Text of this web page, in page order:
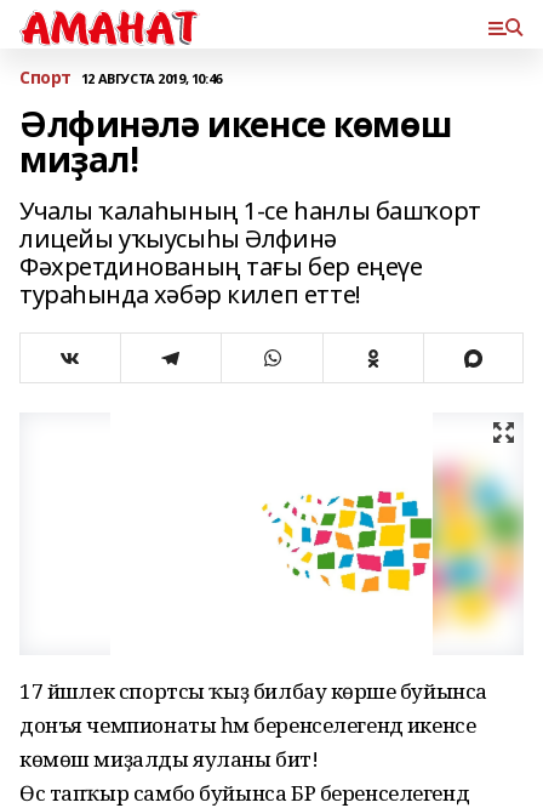
Спорт 12 АВГУСТА 2019, 10:46
Әлфинәлә икенсе көмөш
миҙал!
Учалы ҡалаһының 1-се һанлы башҡорт
лицейы уҡыусыһы Әлфинә
Фәхретдинованың тағы бер еңеүе
тураһында хәбәр килеп етте!
17 йәшлек спортсы ҡыҙ билбау көрәше буйынса
донъя чемпионаты һәм беренселегендә икенсе
көмөш миҙалды яуланы бит!
Өс тапҡыр самбо буйынса БР беренселегендә